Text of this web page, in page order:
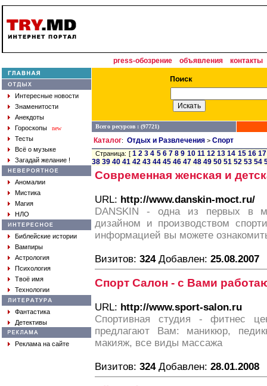
press-обозрение объявления контакты
Интересные новости
Знаменитости
Анекдоты
Гороскопы
new
Тесты
Всё о музыке
Загадай желание !
Аномалии
Мистика
Магия
НЛО
Библейские истории
Вампиры
Астрология
Психология
Твоё имя
Технологии
Фантастика
Детективы
Реклама на сайте
Всего ресурсов : (97721)
Каталог: Отдых и Развлечения > Спорт
Страница: [ 1 2 3 4 5 6 7 8 9 10 11 12 13 14 15 16 17
38 39 40 41 42 43 44 45 46 47 48 49 50 51 52 53 54
Современная женская и
URL: http://www.danskin-moct.ru/
DANSKIN - одна из первых в
дизайном и производством
информацией вы можете
Визитов: 324Добавлен: 25.08.2007
Спорт Салон - с Вами
URL: http://www.sport-salon.ru
Спортивная студия - фитнес
предлагают Вам: маникюр,
макияж, все виды массажа
Визитов: 324Добавлен: 28.01.2008